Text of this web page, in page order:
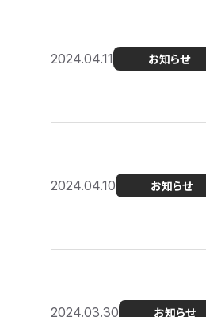
2024.04.11 お知らせ
2024.04.10 お知らせ
2024.03.30 お知らせ